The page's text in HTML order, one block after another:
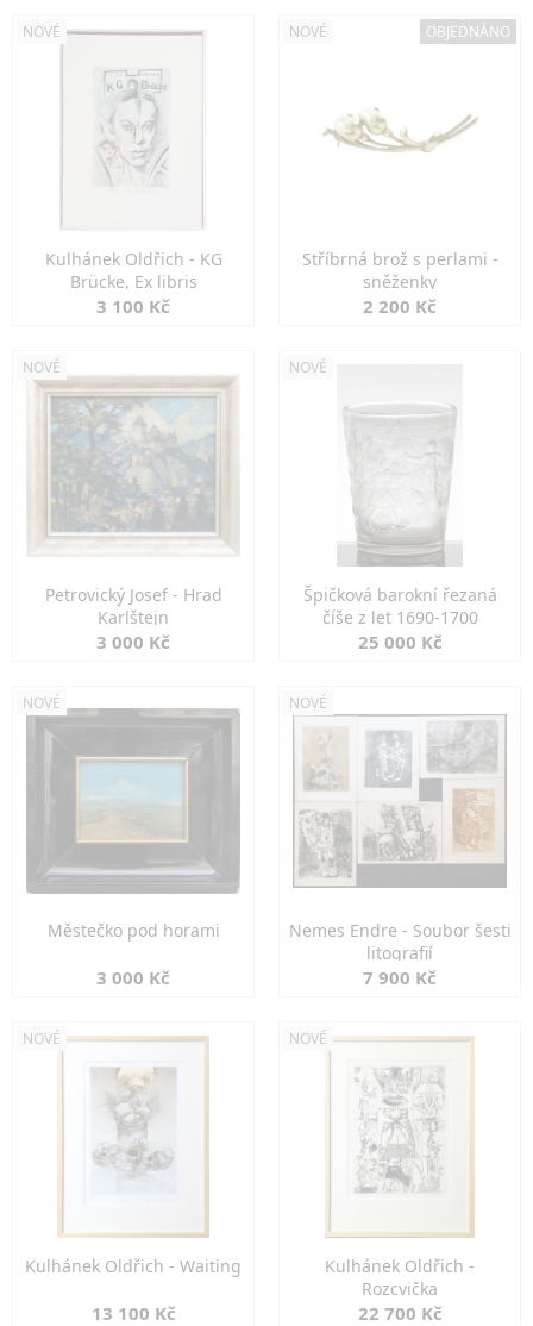
NOVÉ
Kulhánek Oldřich - KG
Brücke, Ex libris
3 100 Kč
NOVÉ OBJEDNÁNO
Stříbrná brož s perlami -
sněženky
2 200 Kč
NOVÉ
Petrovický Josef - Hrad
Karlštejn
3 000 Kč
NOVÉ
Špičková barokní řezaná
číše z let 1690-1700
25 000 Kč
NOVÉ
Městečko pod horami
3 000 Kč
NOVÉ
Nemes Endre - Soubor šesti
litografií
7 900 Kč
NOVÉ
Kulhánek Oldřich - Waiting
13 100 Kč
NOVÉ
Kulhánek Oldřich -
Rozcvička
22 700 Kč